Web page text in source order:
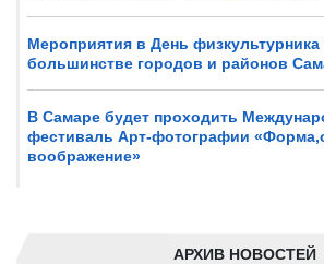
Мероприятия в День физкультурника
большинстве городов и районов
В Самаре будет проходить
фестиваль Арт-фотографии
воображение»
АРХИВ НОВОСТЕЙ